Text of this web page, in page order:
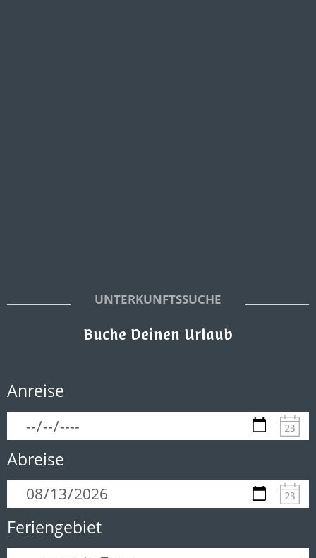
UNTERKUNFTSSUCHE
Buche Deinen Urlaub
Anreise
Abreise
Feriengebiet